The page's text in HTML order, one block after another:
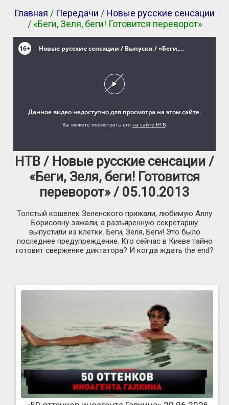
Главная / Передачи / Новые русские сенсации
/ «Беги, Зеля, беги! Готовится переворот»
НТВ / Новые русские сенсации /
«Беги, Зеля, беги! Готовится
переворот» / 05.10.2013
Толстый кошелек Зеленского прижали, любимую Аллу
Борисовну зажали, а разъяренную секретаршу
выпустили из клетки. Беги, Зеля, Беги! Это было
последнее предупреждение. Кто сейчас в Киеве тайно
готовит свержение диктатора? И когда ждать the end?